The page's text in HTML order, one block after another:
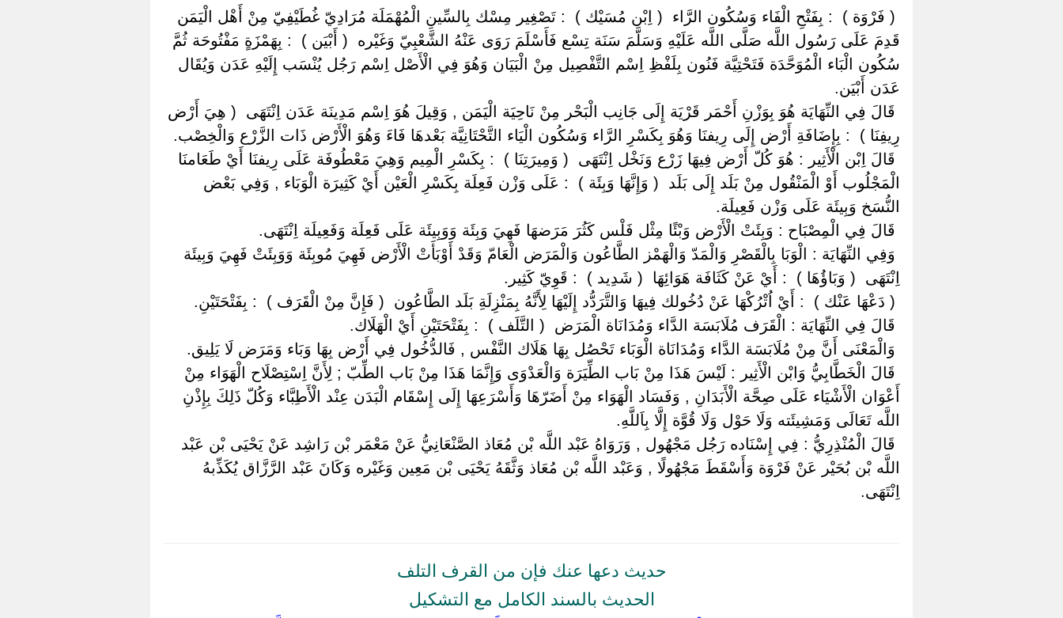
‏ ‏( فَرْوَة ) ‏ ‏: بِفَتْحِ الْفَاء وَسُكُون الرَّاء ‏ ‏( اِبْن مُسَيْك ) ‏ ‏: تَصْغِير مِسْك بِالسِّينِ الْمُهْمَلَة مُرَادِيّ غُطَيْفِيّ مِنْ أَهْل الْيَمَن
قَدِمَ عَلَى رَسُول اللَّه صَلَّى اللَّه عَلَيْهِ وَسَلَّمَ سَنَة تِسْع فَأَسْلَمَ رَوَى عَنْهُ الشَّعْبِيّ وَغَيْره ‏ ‏( أَبْيَن ) ‏ ‏: بِهَمْزَةٍ مَفْتُوحَة ثُمَّ
سُكُون الْبَاء الْمُوَحَّدَة فَتَحْتِيَّة فَنُون بِلَفْظِ اِسْم التَّفْصِيل مِنْ الْبَيَان وَهُوَ فِي الْأَصْل اِسْم رَجُل يُنْسَب إِلَيْهِ عَدَن وَيُقَال
عَدَن أَبْيَن.
‏ ‏قَالَ فِي النِّهَايَة هُوَ بِوَزْنِ أَحْمَر قَرْيَة إِلَى جَانِب الْبَحْر مِنْ نَاحِيَة الْيَمَن , وَقِيلَ هُوَ اِسْم مَدِينَة عَدَن اِنْتَهَى ‏ ‏( هِيَ أَرْض
رِيفِنَا ) ‏ ‏: بِإِضَافَةِ أَرْض إِلَى رِيفنَا وَهُوَ بِكَسْرِ الرَّاء وَسُكُون الْيَاء التَّحْتَانِيَّة بَعْدهَا فَاءَ وَهُوَ الْأَرْض ذَات الزَّرْع وَالْخِصْب.
‏ ‏قَالَ اِبْن الْأَثِير : هُوَ كُلّ أَرْض فِيهَا زَرْع وَنَخْل اِنْتَهَى ‏ ‏( وَمِيرَتِنَا ) ‏ ‏: بِكَسْرِ الْمِيم وَهِيَ مَعْطُوفَة عَلَى رِيفنَا أَيْ طَعَامنَا
الْمَجْلُوب أَوْ الْمَنْقُول مِنْ بَلَد إِلَى بَلَد ‏ ‏( وَإِنَّهَا وَبِئَة ) ‏ ‏: عَلَى وَزْن فَعِلَة بِكَسْرِ الْعَيْن أَيْ كَثِيرَة الْوَبَاء , وَفِي بَعْض
النُّسَخ وَبِيئَة عَلَى وَزْن فَعِيلَة.
‏ ‏قَالَ فِي الْمِصْبَاح : وَبِئَتْ الْأَرْض وَبْئًا مِثْل فَلْس كَثُرَ مَرَضهَا فَهِيَ وَبِئَة وَوَبِيئَة عَلَى فَعِلَة وَفَعِيلَة اِنْتَهَى.
‏ ‏وَفِي النِّهَايَة : الْوَبَا بِالْقَصْرِ وَالْمَدّ وَالْهَمْز الطَّاعُون وَالْمَرَض الْعَامّ وَقَدْ أَوْبَأَتْ الْأَرْض فَهِيَ مُوبِئَة وَوَبِئَتْ فَهِيَ وَبِيئَة
اِنْتَهَى ‏ ‏( وَبَاؤُهَا ) ‏ ‏: أَيْ عَنْ كَثَافَة هَوَائِهَا ‏ ‏( شَدِيد ) ‏ ‏: قَوِيّ كَثِير.
‏ ‏( دَعْهَا عَنْك ) ‏ ‏: أَيْ اُتْرُكْهَا عَنْ دُخُولك فِيهَا وَالتَّرَدُّد إِلَيْهَا لِأَنَّهُ بِمَنْزِلَةِ بَلَد الطَّاعُون ‏ ‏( فَإِنَّ مِنْ الْقَرَف ) ‏ ‏: بِفَتْحَتَيْنِ.
‏ ‏قَالَ فِي النِّهَايَة : الْقَرَف مُلَابَسَة الدَّاء وَمُدَانَاة الْمَرَض ‏ ‏( التَّلَف ) ‏ ‏: بِفَتْحَتَيْنِ أَيْ الْهَلَاك.
‏ ‏وَالْمَعْنَى أَنَّ مِنْ مُلَابَسَة الدَّاء وَمُدَانَاة الْوَبَاء تَحْصُل بِهَا هَلَاك النَّفْس , فَالدُّخُول فِي أَرْض بِهَا وَبَاء وَمَرَض لَا يَلِيق.
‏ ‏قَالَ الْخَطَّابِيُّ وَابْن الْأَثِير : لَيْسَ هَذَا مِنْ بَاب الطِّيَرَة وَالْعَدْوَى وَإِنَّمَا هَذَا مِنْ بَاب الطِّبّ ; لِأَنَّ اِسْتِصْلَاح الْهَوَاء مِنْ
أَعْوَان الْأَشْيَاء عَلَى صِحَّة الْأَبَدَانِ , وَفَسَاد الْهَوَاء مِنْ أَضَرّهَا وَأَسْرَعِهَا إِلَى إِسْقَام الْبَدَن عِنْد الْأَطِبَّاء وَكُلّ ذَلِكَ بِإِذْنِ
اللَّه تَعَالَى وَمَشِيئَته وَلَا حَوْل وَلَا قُوَّة إِلَّا بِاَللَّهِ.
‏ ‏قَالَ الْمُنْذِرِيُّ : فِي إِسْنَاده رَجُل مَجْهُول , وَرَوَاهُ عَبْد اللَّه بْن مُعَاذ الصَّنْعَانِيُّ عَنْ مَعْمَر بْن رَاشِد عَنْ يَحْيَى بْن عَبْد
اللَّه بْن بُحَيْر عَنْ فَرْوَة وَأَسْقَطَ مَجْهُولًا , وَعَبْد اللَّه بْن مُعَاذ وَثَّقَهُ يَحْيَى بْن مَعِين وَغَيْره وَكَانَ عَبْد الرَّزَّاق يُكَذِّبهُ
اِنْتَهَى.
حديث دعها عنك فإن من القرف التلف
الحديث بالسند الكامل مع التشكيل